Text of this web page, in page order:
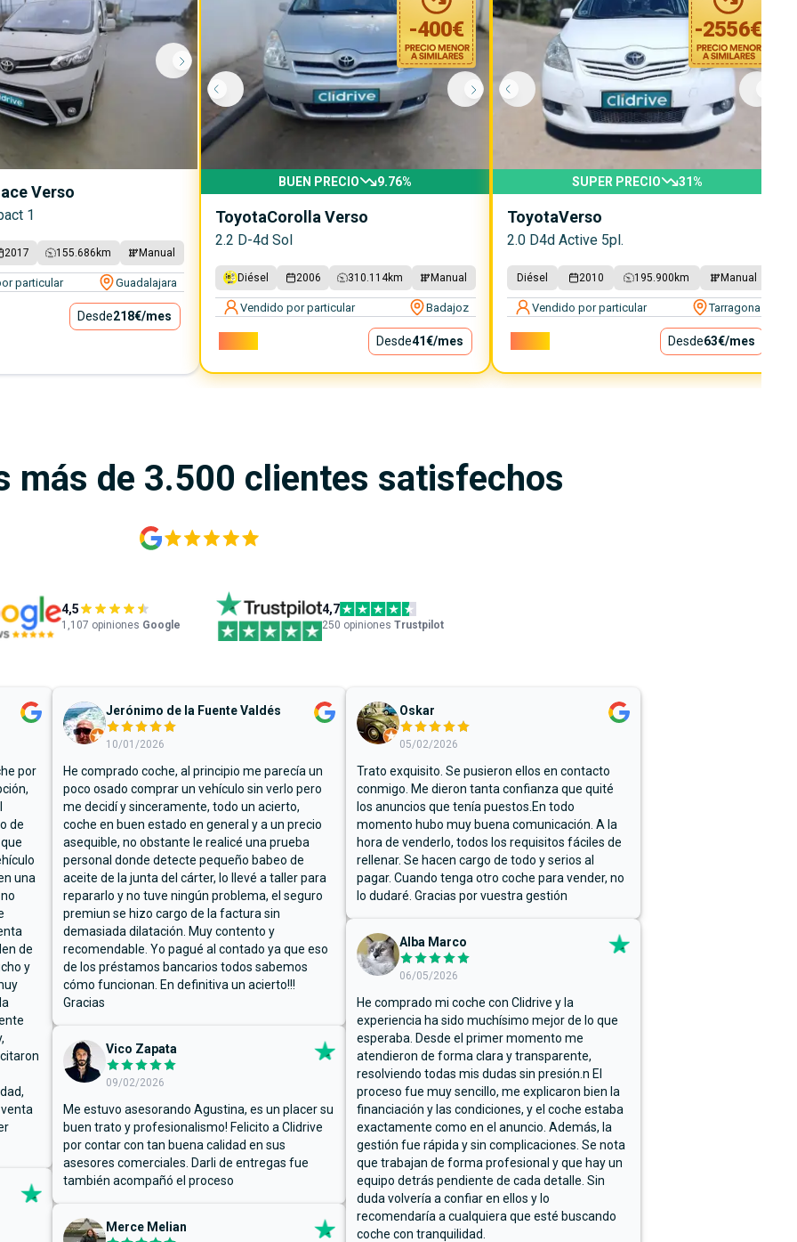
Verso
1
2017 155.686 km Manual
particular Guadalajara
Desde218€/mes
-400€
BUEN PRECIO 9.76%
ToyotaCorolla Verso
2.2 D-4d Sol
Diésel 2006 310.114km Manual
Vendido por particular Badajoz
Desde41€/mes
-2556€
SUPER PRECIO 31%
ToyotaVerso
2.0 D4d Active 5pl.
Diésel 2010 195.900 km Manual
Vendido por particular Tarragona
Desde63€/mes
más de 3.500 clientes satisfechos
4,5
1,107 opiniones Google
4,7
250 opiniones Trustpilot
por
de
una
de
y
Jerónimo de la Fuente Valdés
10/01/2026
He comprado coche, al principio me parecía un
poco osado comprar un vehículo sin verlo pero
me decidí y sinceramente, todo un acierto,
coche en buen estado en general y a un precio
asequible, no obstante le realicé una prueba
personal donde detecte pequeño babeo de
aceite de la junta del cárter, lo llevé a taller para
repararlo y no tuve ningún problema, el seguro
premiun se hizo cargo de la factura sin
demasiada dilatación. Muy contento y
recomendable. Yo pagué al contado ya que eso
de los préstamos bancarios todos sabemos
cómo funcionan. En definitiva un acierto!!!
Gracias
Vico Zapata
09/02/2026
Me estuvo asesorando Agustina, es un placer su
buen trato y profesionalismo! Felicito a Clidrive
por contar con tan buena calidad en sus
asesores comerciales. Darli de entregas fue
también acompañó el proceso
Merce Melian
Oskar
05/02/2026
Trato exquisito. Se pusieron ellos en contacto
conmigo. Me dieron tanta confianza que quité
los anuncios que tenía puestos.En todo
momento hubo muy buena comunicación. A la
hora de venderlo, todos los requisitos fáciles de
rellenar. Se hacen cargo de todo y serios al
pagar. Cuando tenga otro coche para vender, no
lo dudaré. Gracias por vuestra gestión
Alba Marco
06/05/2026
He comprado mi coche con Clidrive y la
experiencia ha sido muchísimo mejor de lo que
esperaba. Desde el primer momento me
atendieron de forma clara y transparente,
resolviendo todas mis dudas sin presión.n El
proceso fue muy sencillo, me explicaron bien la
financiación y las condiciones, y el coche estaba
exactamente como en el anuncio. Además, la
gestión fue rápida y sin complicaciones. Se nota
que trabajan de forma profesional y que hay un
equipo detrás pendiente de cada detalle. Sin
duda volvería a confiar en ellos y lo
recomendaría a cualquiera que esté buscando
coche con tranquilidad.